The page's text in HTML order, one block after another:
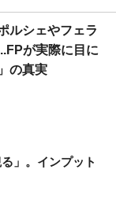
ルシェやフェラ
が実際に目に
の真実
」。インプット